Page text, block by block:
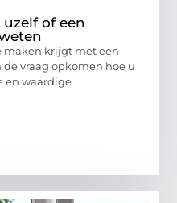
of een
maken krijgt met een
vraag opkomen hoe u
en waardige